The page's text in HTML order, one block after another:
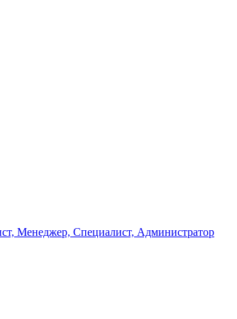
Менеджер, Специалист, Администратор